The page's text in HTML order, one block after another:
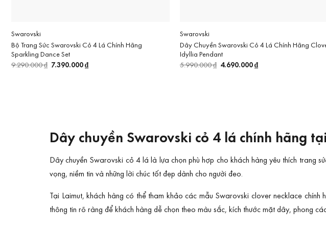
Swarovski
Bộ Trang Sức Swarovski Cỏ 4 Lá Chính Hãng
Sparkling Dance Set
9.290.000₫ Giá
gốc
7.390.000₫
Swarovski
Dây Chuyền Swarovski Cỏ 4 Lá Chính Hãng
Idyllia Pendant
5.990.000₫ Giá
gốc
4.690.000₫
Dây chuyền Swarovski cỏ 4 lá chính hãng
Dây chuyền Swarovski cỏ 4 lá là lựa chọn phù hợp cho khách hàng yêu thích trang
vọng, niềm tin và những lời chúc tốt đẹp dành cho người đeo.
Tại Laimut, khách hàng có thể tham khảo các mẫu Swarovski clover necklace
thông tin rõ ràng để khách hàng dễ chọn theo màu sắc, kích thước mặt dây, phong